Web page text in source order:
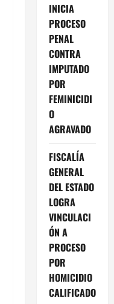
INICIA
PROCESO
PENAL
CONTRA
IMPUTADO
POR
FEMINICIDI
O
AGRAVADO
FISCALÍA
GENERAL
DEL ESTADO
LOGRA
VINCULACI
ÓN A
PROCESO
POR
HOMICIDIO
CALIFICADO